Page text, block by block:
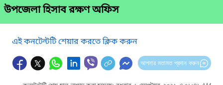
উপজেলা হিসাব রক্ষণ অফিস
এই কনটেন্টটি শেয়ার করতে ক্লিক করুন
আপনার মতামত প্রদান করুন